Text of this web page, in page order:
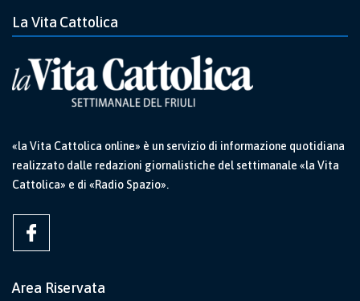
La Vita Cattolica
«la Vita Cattolica online» è un servizio di informazione quotidiana
realizzato dalle redazioni giornalistiche del settimanale «la Vita
Cattolica» e di «Radio Spazio».
Area Riservata